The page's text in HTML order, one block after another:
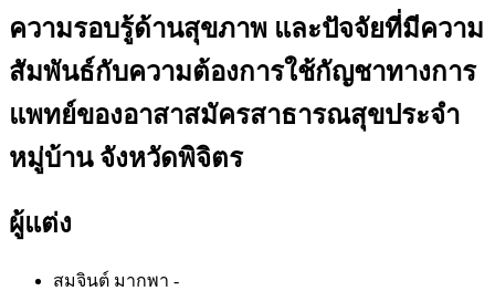
ความรอบรู้ด้านสุขภาพ และปัจจัยที่มีความ
สัมพันธ์กับความต้องการใช้กัญชาทางการ
แพทย์ของอาสาสมัครสาธารณสุขประจำ
หมู่บ้าน จังหวัดพิจิตร
ผู้แต่ง
สมจินต์ มากพา -